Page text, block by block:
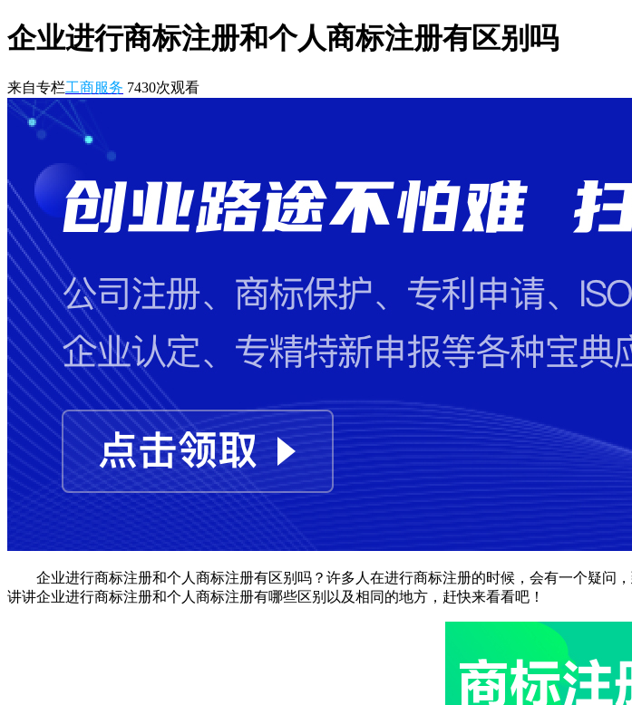
企业进行商标注册和个人商标注册有区别吗
来自专栏工商服务 7430次观看
企业进行商标注册和个人商标注册有区别吗？许多人在进行商标注册的时候，会有一个疑问
讲讲企业进行商标注册和个人商标注册有哪些区别以及相同的地方，赶快来看看吧！